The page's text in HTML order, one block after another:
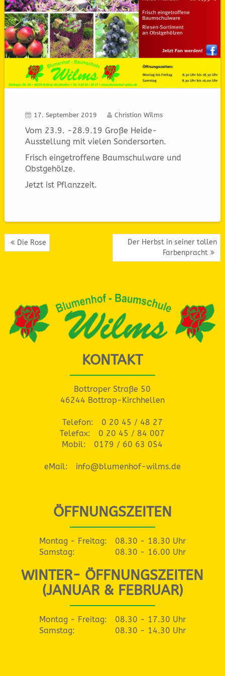
17. September 2019 Christian Wilms
Vom 23.9. -28.9.19 Große Heide-
Ausstellung mit vielen Sondersorten.
Frisch eingetroffene Baumschulware und
Obstgehölze.
Jetzt ist Pflanzzeit.
BEITRAGSNAVIGATION
Die Rose
Der Herbst in seiner tollen
Farbenpracht
KONTAKT
Bottroper Straße 50
46244 Bottrop-Kirchhellen
Telefon:
0 20 45 / 48 27
Telefax:
0 20 45 / 84 007
Mobil:
0179 / 60 63 054
eMail: info@blumenhof-wilms.de
ÖFFNUNGSZEITEN
Montag - Freitag:
08.30 - 18.30 Uhr
Samstag:
08.30 - 16.00 Uhr
WINTER- ÖFFNUNGSZEITEN
(JANUAR & FEBRUAR)
Montag - Freitag:
08.30 - 17.30 Uhr
Samstag:
08.30 - 14.30 Uhr